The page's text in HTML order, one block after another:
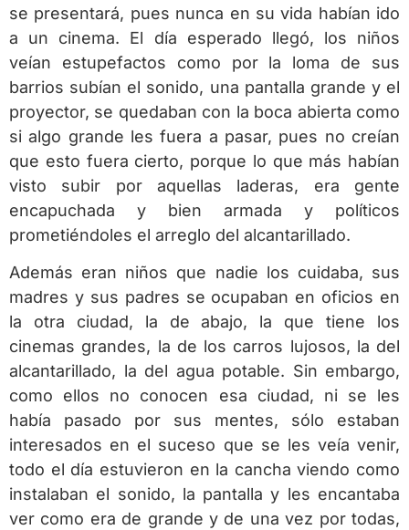
se presentará, pues nunca en su vida habían ido
a un cinema. El día esperado llegó, los niños
veían estupefactos como por la loma de sus
barrios subían el sonido, una pantalla grande y el
proyector, se quedaban con la boca abierta como
si algo grande les fuera a pasar, pues no creían
que esto fuera cierto, porque lo que más habían
visto subir por aquellas laderas, era gente
encapuchada y bien armada y políticos
prometiéndoles el arreglo del alcantarillado.
Además eran niños que nadie los cuidaba, sus
madres y sus padres se ocupaban en oficios en
la otra ciudad, la de abajo, la que tiene los
cinemas grandes, la de los carros lujosos, la del
alcantarillado, la del agua potable. Sin embargo,
como ellos no conocen esa ciudad, ni se les
había pasado por sus mentes, sólo estaban
interesados en el suceso que se les veía venir,
todo el día estuvieron en la cancha viendo como
instalaban el sonido, la pantalla y les encantaba
ver como era de grande y de una vez por todas,